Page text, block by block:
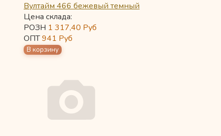
Вултайм 466 бежевый темный
Цена склада:
РОЗН 1 317,40 Руб
ОПТ941 Руб